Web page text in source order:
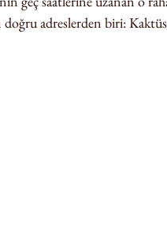
adreslerden biri: